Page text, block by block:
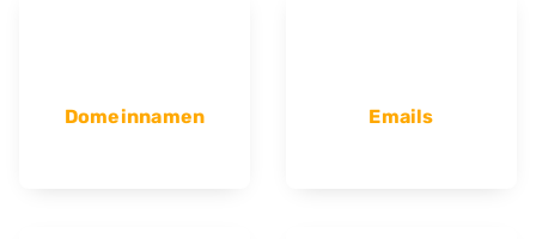
Domeinnamen Emails